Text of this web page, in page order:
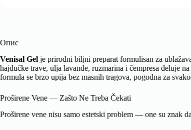
Опис
Venisal Gel je prirodni biljni preparat formulisan za
hajdučke trave, ulja lavande, ruzmarina i čempresa deluje
formula se brzo upija bez masnih tragova, pogodna za
Proširene Vene — Zašto Ne Treba Čekati
Proširene vene nisu samo estetski problem — one su znak